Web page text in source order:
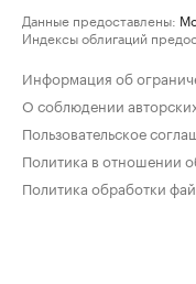
Данные предоставлены:
Индексы облигаций
Информация об
О соблюдении
Пользовательское
Политика в отношении
Политика обработки